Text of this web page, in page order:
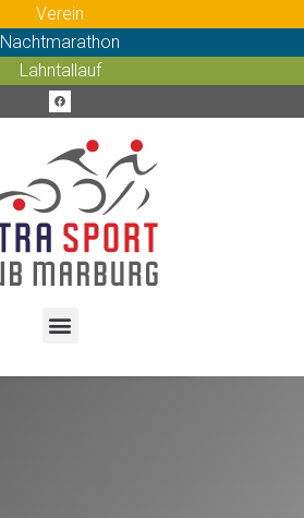
Verein
Nachtmarathon
Lahntallauf